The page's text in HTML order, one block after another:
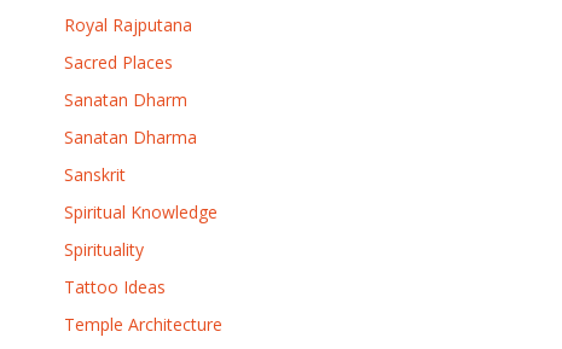
Royal Rajputana
Sacred Places
Sanatan Dharm
Sanatan Dharma
Sanskrit
Spiritual Knowledge
Spirituality
Tattoo Ideas
Temple Architecture